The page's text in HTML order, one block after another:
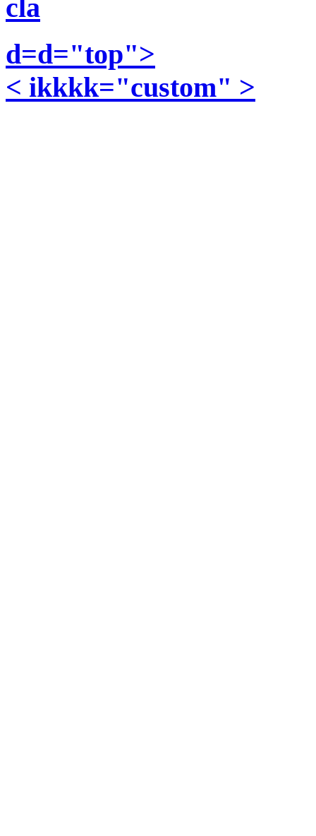
cla
d=d="top">
< ikkkk="custom" >